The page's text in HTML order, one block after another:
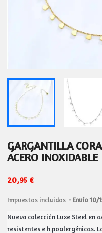
GARGANTILLA
ACERO INOXIDABLE
20,95 €
Impuestos incluidos Envío 10/
Nueva colección Luxe Steel en
resistentes e hipoalergénicas.